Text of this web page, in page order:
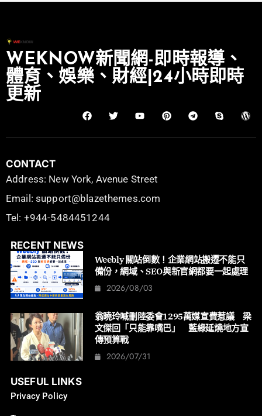
WEKNOW新聞網-即時報導、
體育、娛樂、財經|24小時即時
更新
CONTACT
Address: New York, Avenue Street
Email: support@blazethemes.com
Tel: +944-5484451244
RECENT NEWS
Weebly 關站倒數！企業網站搬遷不能只
備份，網域、SEO與新官網都要一起處理
2026/08/03
翁曉玲喊刪陸委會1295萬媒宣費惹議 梁
文傑回「只能靠嘴巴」 藍綠延燒地方宣
傳預算戰
2026/07/31
USEFUL LINKS
Privacy Policy